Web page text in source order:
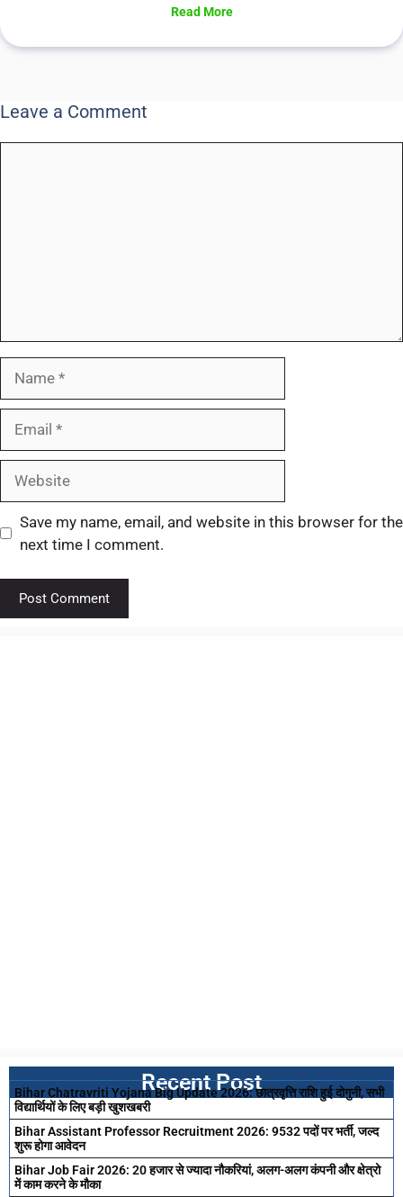
Read More
Leave a Comment
Save my name, email, and website in this browser for the
next time I comment.
Recent Post
Bihar Chatravriti Yojana Big Update 2026: छात्रवृत्ति राशि हुई दोगुनी, सभी
विद्यार्थियों के लिए बड़ी खुशखबरी
Bihar Assistant Professor Recruitment 2026: 9532 पदों पर भर्ती, जल्द
शुरू होगा आवेदन
Bihar Job Fair 2026: 20 हजार से ज्यादा नौकरियां, अलग-अलग कंपनी और क्षेत्रो
में काम करने के मौका